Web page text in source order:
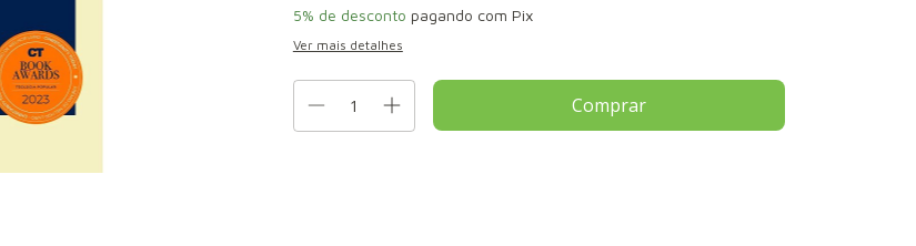
5% de desconto pagando com Pix
Ver mais detalhes